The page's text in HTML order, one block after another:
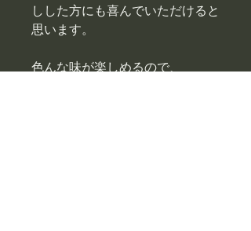
しした方にも喜んでいただけると
思います。
色んな味が楽しめるので、